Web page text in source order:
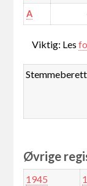
A
Viktig: Les
Øvrige
1945